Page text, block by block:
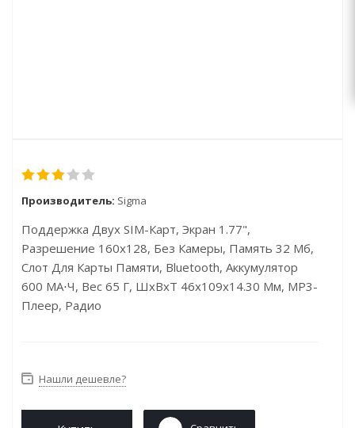
Производитель: Sigma
Поддержка Двух SIM-Карт, Экран 1.77",
Разрешение 160x128, Без Камеры, Память 32 Мб,
Слот Для Карты Памяти, Bluetooth, Аккумулятор
600 МА⋅ч, Вес 65 Г, ШxВxТ 46x109x14.30 Мм, MP3-
Плеер, Радио
Нашли дешевле?